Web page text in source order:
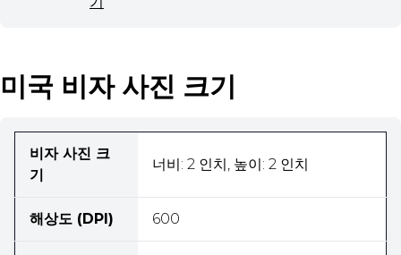
미국 비자 사진 크기
비자 사진 크
기
너비: 2 인치, 높이: 2 인치
해상도 (DPI) 600